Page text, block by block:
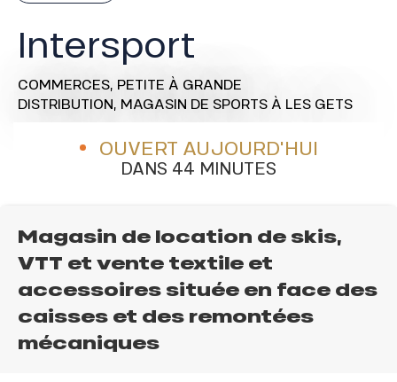
Intersport
COMMERCES, PETITE À GRANDE
DISTRIBUTION, MAGASIN DE SPORTS À LES GETS
OUVERT AUJOURD'HUI
DANS 44 MINUTES
Magasin de location de skis,
VTT et vente textile et
accessoires située en face des
caisses et des remontées
mécaniques